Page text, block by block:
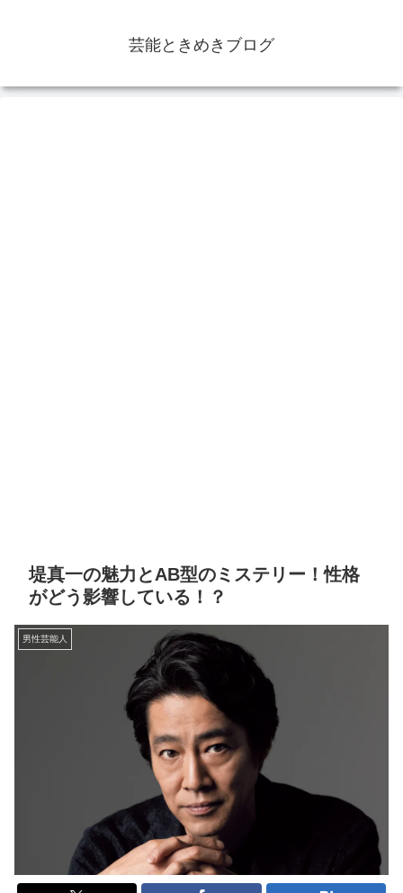
芸能ときめきブログ
堤真一の魅力とAB型のミステリー！性格
がどう影響している！？
男性芸能人